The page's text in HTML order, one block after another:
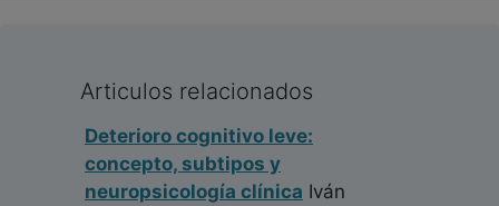
Articulos relacionados
Deterioro cognitivo leve:
concepto, subtipos y
neuropsicología clínica Iván